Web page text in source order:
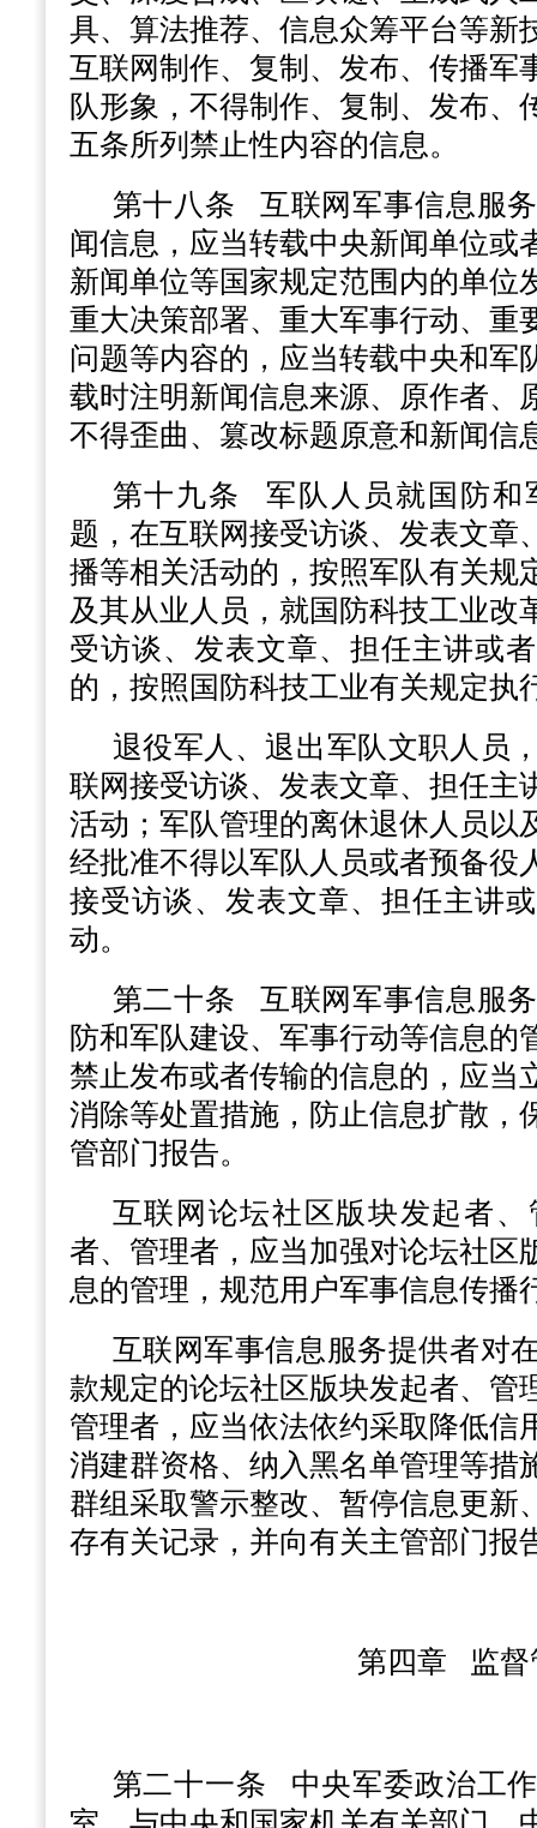
具、算法推荐、信息众筹平台等新
互联网制作、复制、发布、传播军
队形象，不得制作、复制、发布、
五条所列禁止性内容的信息。
第十八条 互联网军事信息服
闻信息，应当转载中央新闻单位或
新闻单位等国家规定范围内的单位
重大决策部署、重大军事行动、重
问题等内容的，应当转载中央和军
载时注明新闻信息来源、原作者、
不得歪曲、篡改标题原意和新闻信
第十九条
军队人员就国防和
题，在互联网接受访谈、发表文章
播等相关活动的，按照军队有关规
及其从业人员，就国防科技工业改
受访谈、发表文章、担任主讲或
的，按照国防科技工业有关规定执
退役军人、退出军队文职人员
联网接受访谈、发表文章、担任主
活动；军队管理的离休退休人员以
经批准不得以军队人员或者预备役
接受访谈、发表文章、担任主讲
动。
第二十条 互联网军事信息服
防和军队建设、军事行动等信息的
禁止发布或者传输的信息的，应当
消除等处置措施，防止信息扩散，
管部门报告。
互联网论坛社区版块发起者
者、管理者，应当加强对论坛社区
息的管理，规范用户军事信息传播
互联网军事信息服务提供者对
款规定的论坛社区版块发起者、管
管理者，应当依法依约采取降低信
消建群资格、纳入黑名单管理等措
群组采取警示整改、暂停信息更新
存有关记录，并向有关主管部门报
第四章 监督
第二十一条 中央军委政治工